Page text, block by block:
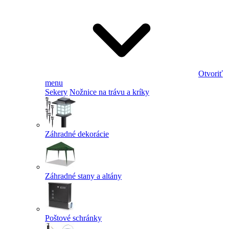
Otvoriť
menu
Sekery Nožnice na trávu a kríky
Záhradné dekorácie
Záhradné stany a altány
Poštové schránky